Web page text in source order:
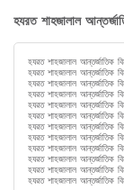
হযরত শাহজালাল
হযরত শাহজালাল আন্তর্জাতিক
হযরত শাহজালাল আন্তর্জাতিক
হযরত শাহজালাল আন্তর্জাতিক
হযরত শাহজালাল আন্তর্জাতিক
হযরত শাহজালাল আন্তর্জাতিক
হযরত শাহজালাল আন্তর্জাতিক
হযরত শাহজালাল আন্তর্জাতিক
হযরত শাহজালাল আন্তর্জাতিক
হযরত শাহজালাল আন্তর্জাতিক
হযরত শাহজালাল আন্তর্জাতিক
হযরত শাহজালাল আন্তর্জাতিক
হযরত শাহজালাল আন্তর্জাতিক